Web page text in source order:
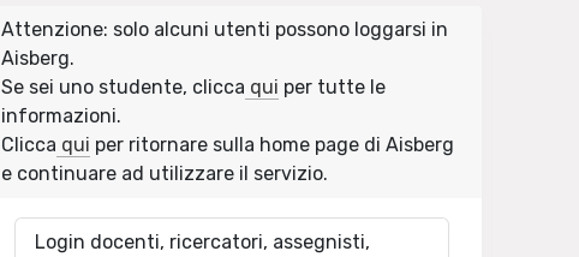
Attenzione: solo alcuni utenti possono loggarsi in
Aisberg.
Se sei uno studente, clicca qui per tutte le
informazioni.
Clicca qui per ritornare sulla home page di Aisberg
e continuare ad utilizzare il servizio.
Login docenti, ricercatori, assegnisti,